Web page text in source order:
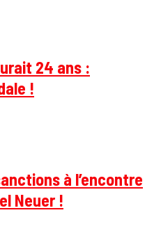
24 ans :
!
à l’encontre
Neuer !